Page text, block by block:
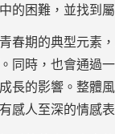
的困難，並找到
春期的典型元素
同時，也會通過
長的影響。整體
感人至深的情感表